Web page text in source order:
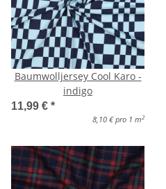
Baumwolljersey Cool Karo -
indigo
11,99 € *
8,10 € pro 1 m 2